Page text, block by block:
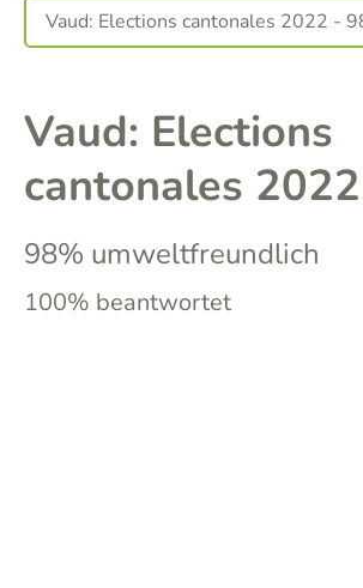
Vaud: Elections
cantonales 2022
98% umweltfreundlich
100% beantwortet